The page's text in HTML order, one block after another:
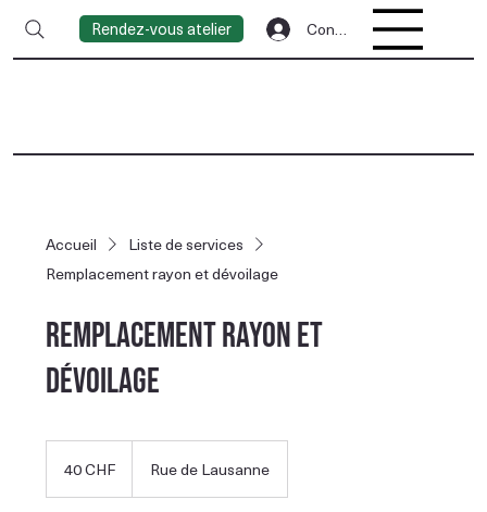
Rendez-vous atelier Connexion
Accueil
Liste de services
Remplacement rayon et dévoilage
Remplacement rayon et
dévoilage
suisses
40 CHF Rue de Lausanne